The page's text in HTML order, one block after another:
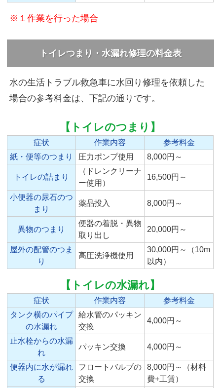
※１作業を行った場合
トイレつまり・水漏れ修理の料金表
水の生活トラブル救急車に水回り修理を依頼した
場合の参考料金は、下記の通りです。
【トイレのつまり】
症状 作業内容
参考料金
紙・便等のつまり
圧力ポンプ使用 8,000円～
トイレの詰まり
（ドレンクリーナ
ー使用）
16,500円～
小便器の尿石のつ
まり
薬品投入 8,000円～
異物のつまり
便器の着脱・異物
取り出し
20,000円～
屋外の配管のつま
り
高圧洗浄機使用
30,000円～（10m
以内）
【トイレの水漏れ】
症状 作業内容
参考料金
タンク横のパイプ
の水漏れ
給水管のパッキン
交換
4,000円～
止水栓からの水漏
れ
パッキン交換 4,000円～
便器内に水が漏れ
る
フロートバルブの
交換
8,000円～（材料
費+工賃）